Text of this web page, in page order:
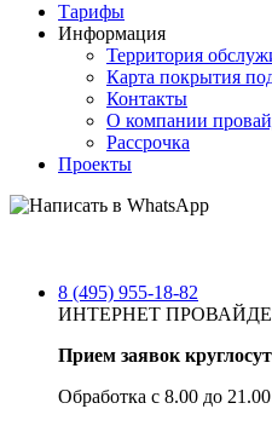
Тарифы
Информация
Территория
Карта покрытия
Контакты
О компании
Рассрочка
Проекты
8 (495) 955-18-82
ИНТЕРНЕТ ПРОВАЙДЕР
Прием заявок
Обработка с 8.00 до 21.00